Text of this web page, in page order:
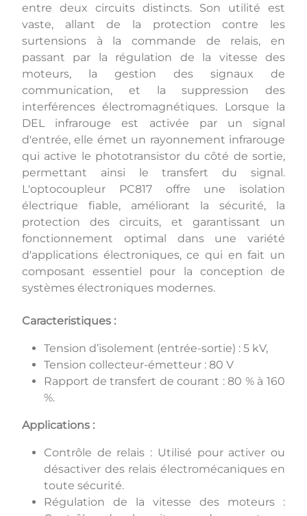
entre deux circuits distincts. Son utilité est
vaste, allant de la protection contre les
surtensions à la commande de relais, en
passant par la régulation de la vitesse des
moteurs, la gestion des signaux de
communication, et la suppression des
interférences électromagnétiques. Lorsque la
DEL infrarouge est activée par un signal
d'entrée, elle émet un rayonnement infrarouge
qui active le phototransistor du côté de sortie,
permettant ainsi le transfert du signal.
L'optocoupleur PC817 offre une isolation
électrique fiable, améliorant la sécurité, la
protection des circuits, et garantissant un
fonctionnement optimal dans une variété
d'applications électroniques, ce qui en fait un
composant essentiel pour la conception de
systèmes électroniques modernes.
Caracteristiques :
Tension d’isolement (entrée-sortie) : 5 kV,
Tension collecteur-émetteur : 80 V
Rapport de transfert de courant : 80 % à 160
%.
Applications :
Contrôle de relais : Utilisé pour activer ou
désactiver des relais électromécaniques en
toute sécurité.
Régulation de la vitesse des moteurs :